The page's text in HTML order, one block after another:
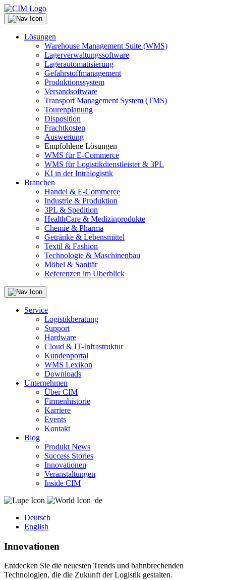
Lösungen
Warehouse Management Suite (WMS)
Lagerverwaltungssoftware
Lagerautomatisierung
Gefahrstoffmanagement
Produktionssystem
Versandsoftware
Transport Management System (TMS)
Tourenplanung
Disposition
Frachtkosten
Auswertung
Empfohlene Lösungen
WMS für E-Commerce
WMS für Logistikdienstleister & 3PL
KI in der Intralogistik
Branchen
Handel & E-Commerce
Industrie & Produktion
3PL & Spedition
HealthCare & Medizinprodukte
Chemie & Pharma
Getränke & Lebensmittel
Textil & Fashion
Technologie & Maschinenbau
Möbel & Sanitär
Referenzen im Überblick
Service
Logistikberatung
Support
Hardware
Cloud & IT-Infrastruktur
Kundenportal
WMS Lexikon
Downloads
Unternehmen
Über CIM
Firmenhistorie
Karriere
Events
Kontakt
Blog
Produkt News
Success Stories
Innovationen
Veranstaltungen
Inside CIM
de
Deutsch
English
Innovationen
Entdecken Sie die neuesten Trends und bahnbrechenden
Technologien, die die Zukunft der Logistik gestalten.